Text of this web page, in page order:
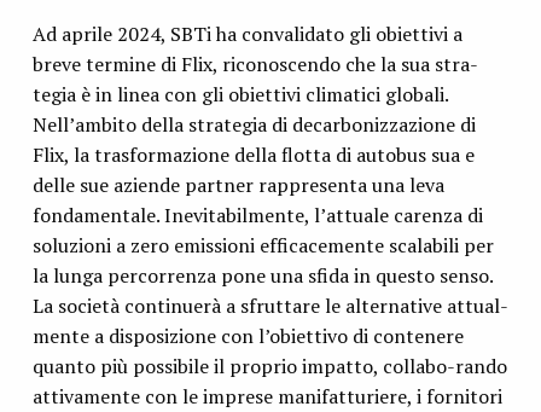
Ad aprile 2024, SBTi ha convalidato gli obiettivi a
breve termine di Flix, riconoscendo che la sua stra-
tegia è in linea con gli obiettivi climatici globali.
Nell’ambito della strategia di decarbonizzazione di
Flix, la trasformazione della flotta di autobus sua e
delle sue aziende partner rappresenta una leva
fondamentale. Inevitabilmente, l’attuale carenza di
soluzioni a zero emissioni efficacemente scalabili per
la lunga percorrenza pone una sfida in questo senso.
La società continuerà a sfruttare le alternative attual-
mente a disposizione con l’obiettivo di contenere
quanto più possibile il proprio impatto, collabo-rando
attivamente con le imprese manifatturiere, i fornitori